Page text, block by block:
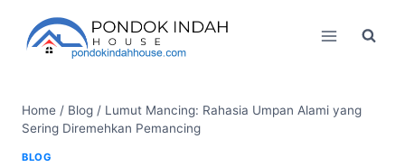
content
Home / Blog / Lumut Mancing: Rahasia Umpan Alami yang
Sering Diremehkan Pemancing
BLOG